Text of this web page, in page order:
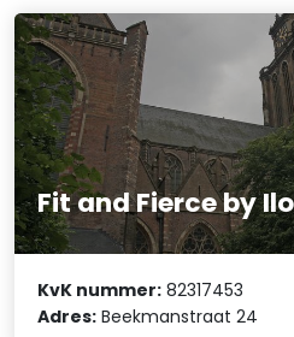
Fit and Fierce by
KvK nummer: 82317453
Adres: Beekmanstraat 24